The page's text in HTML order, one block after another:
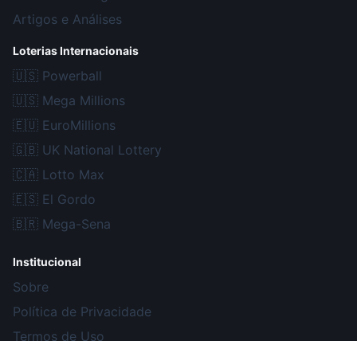
Artigos e Análises
Loterias Internacionais
🇺🇸 Powerball
🇺🇸 Mega Millions
🇪🇺 EuroMillions
🇬🇧 UK National Lottery
🇨🇦 Lotto Max
🇪🇸 El Gordo
🇧🇷 Mega-Sena
Institucional
Sobre
Política de Privacidade
Termos de Uso